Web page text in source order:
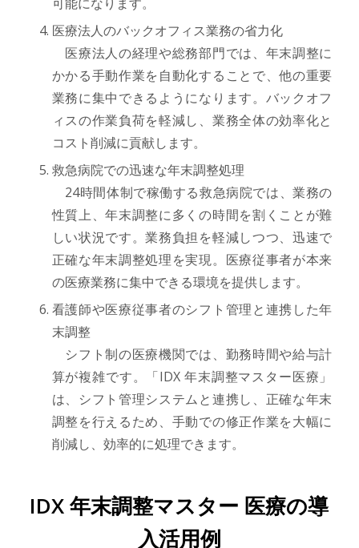
医療法人のバックオフィス業務の省力化
医療法人の経理や総務部門では、年末調整に
かかる手動作業を自動化することで、他の重要
業務に集中できるようになります。バックオフ
ィスの作業負荷を軽減し、業務全体の効率化と
コスト削減に貢献します。
救急病院での迅速な年末調整処理
24時間体制で稼働する救急病院では、業務の
性質上、年末調整に多くの時間を割くことが難
しい状況です。業務負担を軽減しつつ、迅速で
正確な年末調整処理を実現。医療従事者が本来
の医療業務に集中できる環境を提供します。
看護師や医療従事者のシフト管理と連携した年
末調整
シフト制の医療機関では、勤務時間や給与計
算が複雑です。「IDX 年末調整マスター医療」
は、シフト管理システムと連携し、正確な年末
調整を行えるため、手動での修正作業を大幅に
削減し、効率的に処理できます。
IDX 年末調整マスター 医療の導
入活用例